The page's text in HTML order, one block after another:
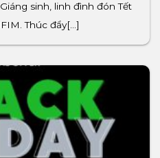
sinh, linh đình đón Tết
Thúc đẩy[...]